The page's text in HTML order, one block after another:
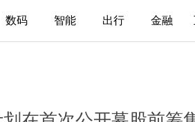
数码 智能 出行 金融